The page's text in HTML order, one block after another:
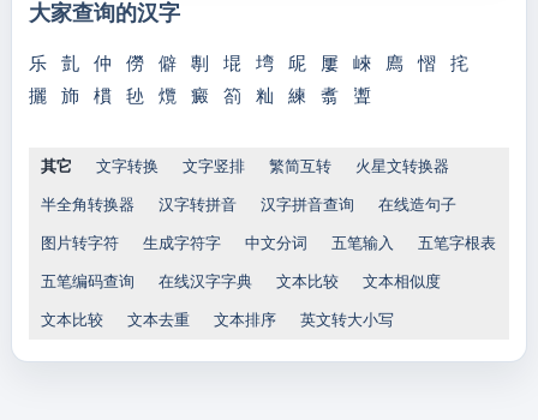
大家查询的汉字
乐 亄 仲 僗 僻 剸 堒 塆 屔 屢 崍 廌 慴
挓
攦
斾 樌 毜 爦 癜 箚 籼 練 翥 聻
其它 文字转换 文字竖排 繁简互转 火星文转换器
半全角转换器 汉字转拼音 汉字拼音查询 在线造句子
图片转字符 生成字符字 中文分词 五笔输入 五笔字根表
五笔编码查询 在线汉字字典 文本比较 文本相似度
文本比较 文本去重 文本排序 英文转大小写